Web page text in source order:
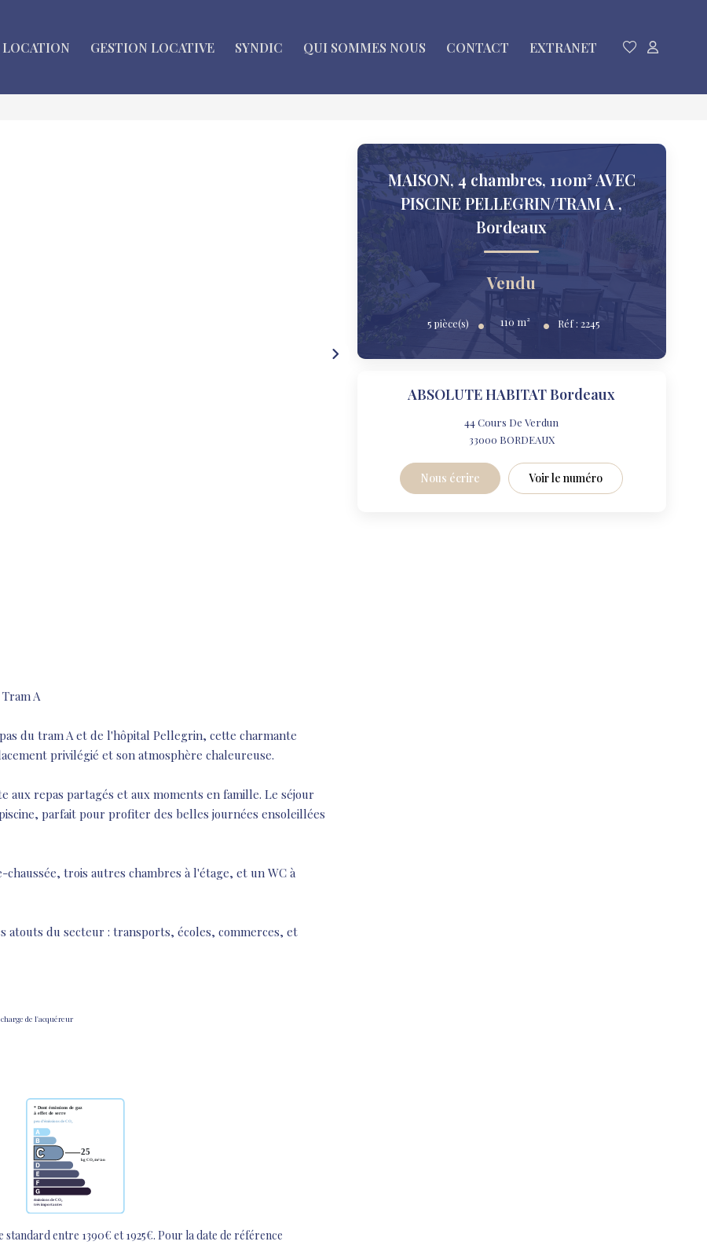
LOCATION GESTION LOCATIVE SYNDIC QUI SOMMES NOUS CONTACT EXTRANET
A
du tram A et de l'hôpital Pellegrin, cette charmante
privilégié et son atmosphère chaleureuse.
aux repas partagés et aux moments en famille. Le séjour
parfait pour profiter des belles journées ensoleillées
trois autres chambres à l'étage, et un WC à
atouts du secteur : transports, écoles, commerces, et
charge de l'acquéreur
entre 1390€ et 1925€. Pour la date de référence
MAISON, 4 chambres, 110m² AVEC
PISCINE PELLEGRIN/TRAM A,
Bordeaux
Vendu
5pièce(s) 110 m² Réf :2245
ABSOLUTE HABITAT Bordeaux
44 Cours De Verdun
33000 BORDEAUX
Nous écrire Voir le numéro